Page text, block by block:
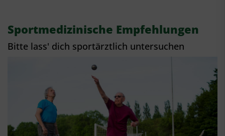
Sportmedizinische Empfehlungen
Bitte lass' dich sportärztlich untersuchen